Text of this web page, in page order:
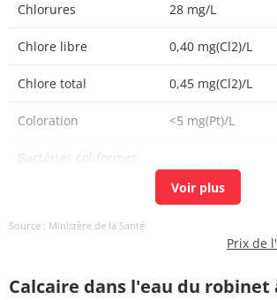
Chlorures 28 mg/L
Chlore libre 0,40 mg(Cl2)/L
Chlore total 0,45 mg(Cl2)/L
Coloration <5 mg(Pt)/L
Bactéries coliformes
<1 n/(100mL)
à 22°-68h
à 36°-44h
160 n/mL
Source : Ministère de la Santé
Prix de
Calcaire dans l'eau du robinet